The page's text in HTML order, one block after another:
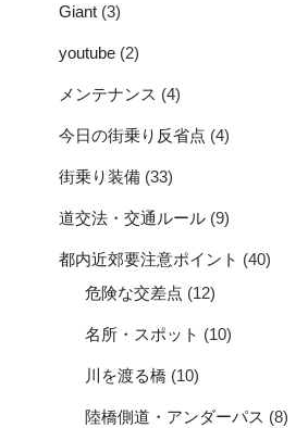
Giant (3)
youtube (2)
メンテナンス (4)
今日の街乗り反省点 (4)
街乗り装備 (33)
道交法・交通ルール (9)
都内近郊要注意ポイント (40)
危険な交差点 (12)
名所・スポット (10)
川を渡る橋 (10)
陸橋側道・アンダーパス (8)